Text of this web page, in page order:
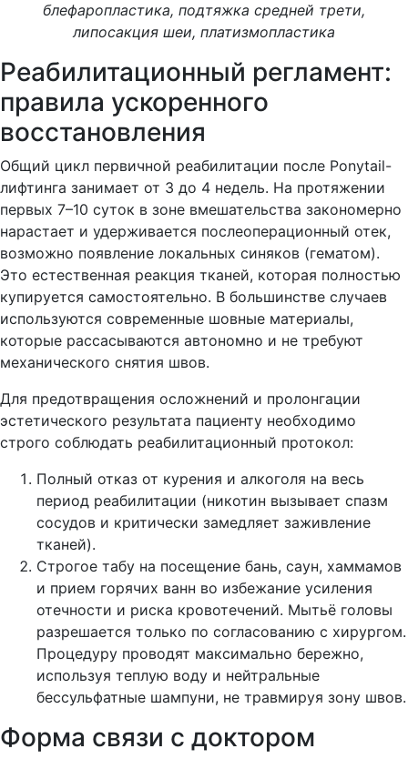
блефаропластика, подтяжка средней трети,
липосакция шеи, платизмопластика
Реабилитационный регламент:
правила ускоренного
восстановления
Общий цикл первичной реабилитации после Ponytail-
лифтинга занимает от 3 до 4 недель. На протяжении
первых 7–10 суток в зоне вмешательства закономерно
нарастает и удерживается послеоперационный отек,
возможно появление локальных синяков (гематом).
Это естественная реакция тканей, которая полностью
купируется самостоятельно. В большинстве случаев
используются современные шовные материалы,
которые рассасываются автономно и не требуют
механического снятия швов.
Для предотвращения осложнений и пролонгации
эстетического результата пациенту необходимо
строго соблюдать реабилитационный протокол:
Полный отказ от курения и алкоголя на весь
период реабилитации (никотин вызывает спазм
сосудов и критически замедляет заживление
тканей).
Строгое табу на посещение бань, саун, хаммамов
и прием горячих ванн во избежание усиления
отечности и риска кровотечений. Мытьё головы
разрешается только по согласованию с хирургом.
Процедуру проводят максимально бережно,
используя теплую воду и нейтральные
бессульфатные шампуни, не травмируя зону швов.
Форма связи с доктором